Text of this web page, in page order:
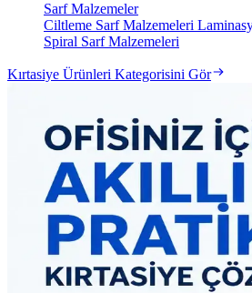
Sarf Malzemeler
Ciltleme Sarf Malzemeleri
Spiral Sarf Malzemeleri
Kırtasiye Ürünleri Kategorisini Gör